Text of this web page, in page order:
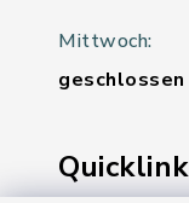
Mittwoch:
geschlossen